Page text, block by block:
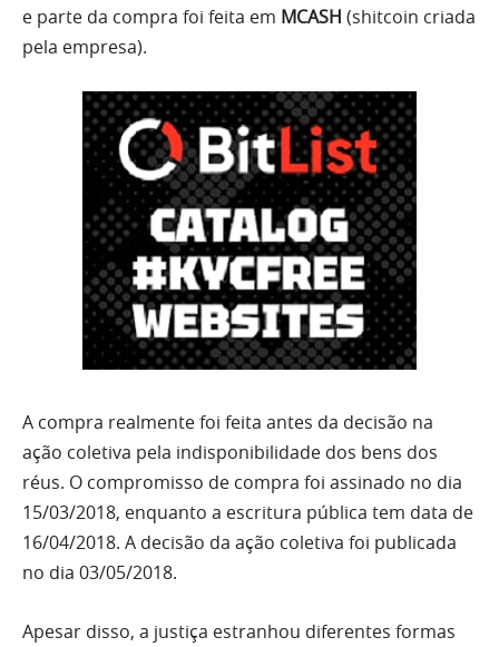
e parte da compra foi feita em MCASH (shitcoin criada
pela empresa).
A compra realmente foi feita antes da decisão na
ação coletiva pela indisponibilidade dos bens dos
réus. O compromisso de compra foi assinado no dia
15/03/2018, enquanto a escritura pública tem data de
16/04/2018. A decisão da ação coletiva foi publicada
no dia 03/05/2018.
Apesar disso, a justiça estranhou diferentes formas